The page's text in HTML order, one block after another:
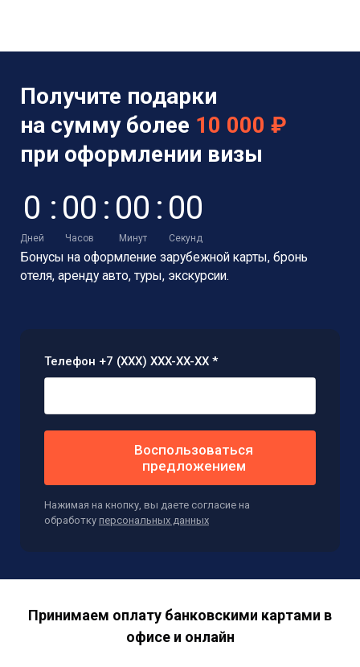
Получите подарки
на сумму более 10 000 ₽
при оформлении визы
0
Дней
: 00
Часов
: 00
Минут
: 00
Секунд
Бонусы на оформление зарубежной карты, бронь
отеля, аренду авто, туры, экскурсии.
Телефон +7 (XXX) XXX-XX-XX *
Воспользоваться
предложением
Нажимая на кнопку, вы даете согласие на
обработку персональных данных
Принимаем оплату банковскими картами в
офисе и онлайн